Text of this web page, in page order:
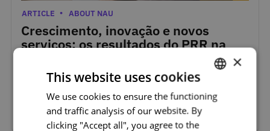
Crescimento, inovação e novos
serviços: os resultados do PRR na
Aug. 6, 2026
Categories
ARTICLE ABOUT NAU
O investimento do Plano de Recuperação e Resiliência
(PRR) impulsionou a NAU para novos patamares de
crescimento, inovação tecnológica e criação de serviços,
consolidando o seu papel no ensino online em Portugal.
PORTUGUESE
ENGLISH
×
This website uses cookies
We use cookies to ensure the functioning
and traffic analysis of our website. By
clicking "Accept all", you agree to the